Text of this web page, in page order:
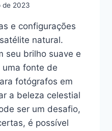
de 2023
e configurações
natural.
seu brilho suave e
fonte de
fotógrafos em
a beleza celestial
ser um desafio,
é possível